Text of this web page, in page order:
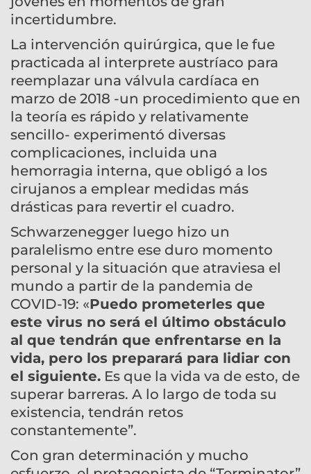
incertidumbre.
La intervención quirúrgica, que le fue
practicada al interprete austríaco para
reemplazar una válvula cardíaca en
marzo de 2018 -un procedimiento que en
la teoría es rápido y relativamente
sencillo- experimentó diversas
complicaciones, incluida una
hemorragia interna, que obligó a los
cirujanos a emplear medidas más
drásticas para revertir el cuadro.
Schwarzenegger luego hizo un
paralelismo entre ese duro momento
personal y la situación que atraviesa el
mundo a partir de la pandemia de
COVID-19: «Puedo prometerles que
este virus no será el último obstáculo
al que tendrán que enfrentarse en la
vida, pero los preparará para lidiar con
el siguiente. Es que la vida va de esto, de
superar barreras. A lo largo de toda su
existencia, tendrán retos
constantemente”.
Con gran determinación y mucho